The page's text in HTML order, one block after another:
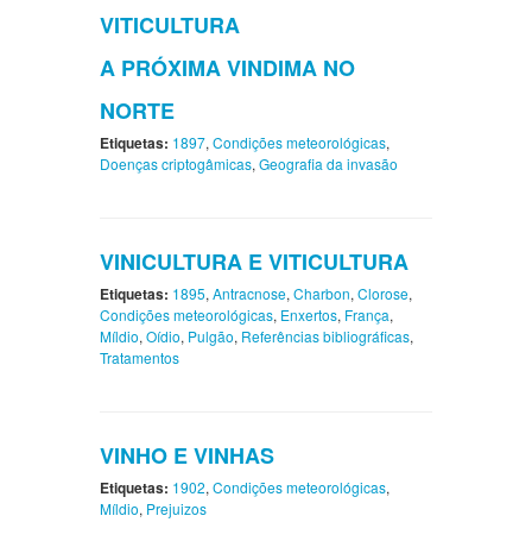
VITICULTURA
A PRÓXIMA VINDIMA NO
NORTE
Etiquetas: 1897, Condições meteorológicas,
Doenças criptogâmicas, Geografia da invasão
VINICULTURA E VITICULTURA
Etiquetas: 1895, Antracnose, Charbon, Clorose,
Condições meteorológicas, Enxertos, França,
Míldio, Oídio, Pulgão, Referências bibliográficas,
Tratamentos
VINHO E VINHAS
Etiquetas: 1902, Condições meteorológicas,
Míldio, Prejuizos